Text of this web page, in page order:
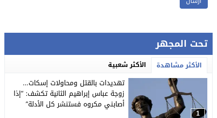
تحت المجهر
الأكثر مشاهدة الأكثر شعبية
1
تهديدات بالقتل ومحاولات إسكات…
زوجة عباس إبراهيم الثانية تكشف: “إذا
أصابني مكروه فستنشر كل الأدلة”